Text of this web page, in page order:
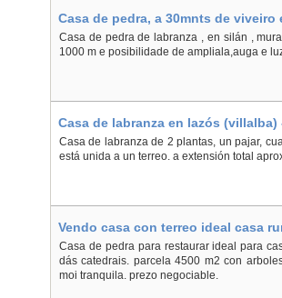
Casa de pedra, a 30mnts de
Casa de pedra de labranza , en silán ,
1000 m e posibilidade de ampliala,auga e
Casa de labranza en lazós
Casa de labranza de 2 plantas, un pajar,
está unida a un terreo. a extensión total
Vendo casa con terreo ideal casa
Casa de pedra para restaurar ideal para
dás catedrais. parcela 4500 m2 con
moi tranquila. prezo negociable.